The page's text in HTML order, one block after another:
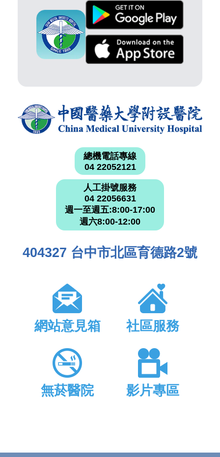
總機電話專線
04 22052121
人工掛號服務
04 22056631
週一至週五:8:00-17:00
週六8:00-12:00
404327 台中市北區育德路2號
網站意見箱 社區服務
無菸醫院 影片專區